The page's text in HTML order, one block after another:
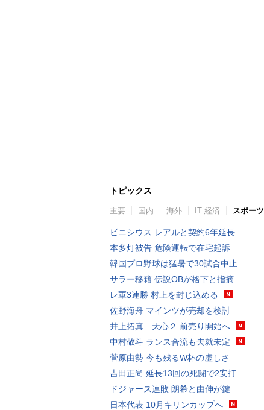
トピックス
主要 国内 海外 IT 経済 スポーツ
ビニシウス レアルと契約6年延長
本多灯被告 危険運転で在宅起訴
韓国プロ野球は猛暑で30試合中止
サラー移籍 伝説OBが格下と指摘
レ軍3連勝 村上を封じ込める
佐野海舟 マインツが売却を検討
井上拓真―天心２ 前売り開始へ
中村敬斗 ランス合流も去就未定
菅原由勢 今も残るW杯の虚しさ
吉田正尚 延長13回の死闘で2安打
ドジャース連敗 朗希と由伸が鍵
日本代表 10月キリンカップへ